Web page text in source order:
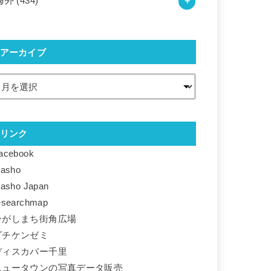
アーカイブ
リンク
Japan
がしまち街角広場
チケンゼミ
ィスカバー千里
ュータウンの写真データ販売